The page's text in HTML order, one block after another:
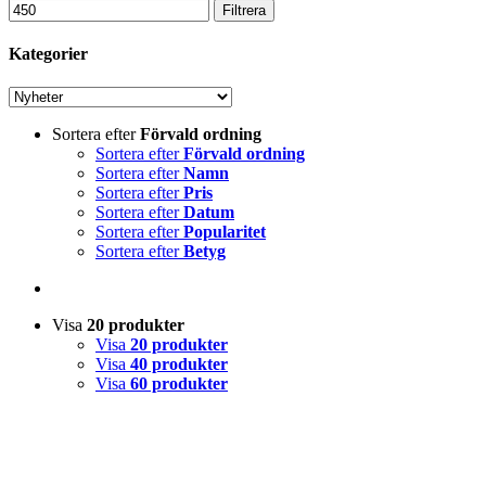
Filtrera
Kategorier
Sortera efterFörvald ordning
Sortera efterFörvald ordning
Sortera efterNamn
Sortera efterPris
Sortera efterDatum
Sortera efterPopularitet
Sortera efterBetyg
Visa 20 produkter
Visa 20 produkter
Visa 40 produkter
Visa 60 produkter